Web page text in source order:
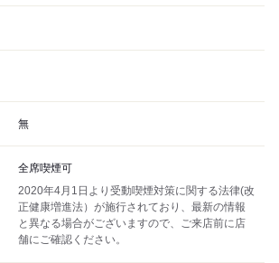
無
全席喫煙可
2020年4月1日より受動喫煙対策に関する法律(改
正健康増進法）が施行されており、最新の情報
と異なる場合がございますので、ご来店前に店
舗にご確認ください。